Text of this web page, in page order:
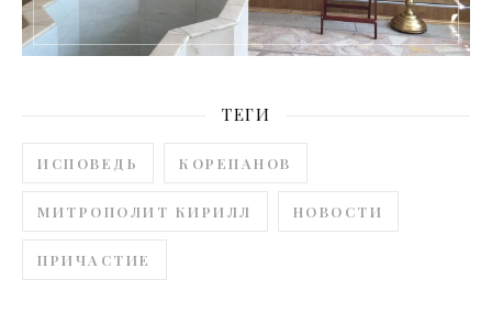
ТЕГИ
ИСПОВЕДЬ КОРЕПАНОВ
МИТРОПОЛИТ КИРИЛЛ НОВОСТИ
ПРИЧАСТИЕ